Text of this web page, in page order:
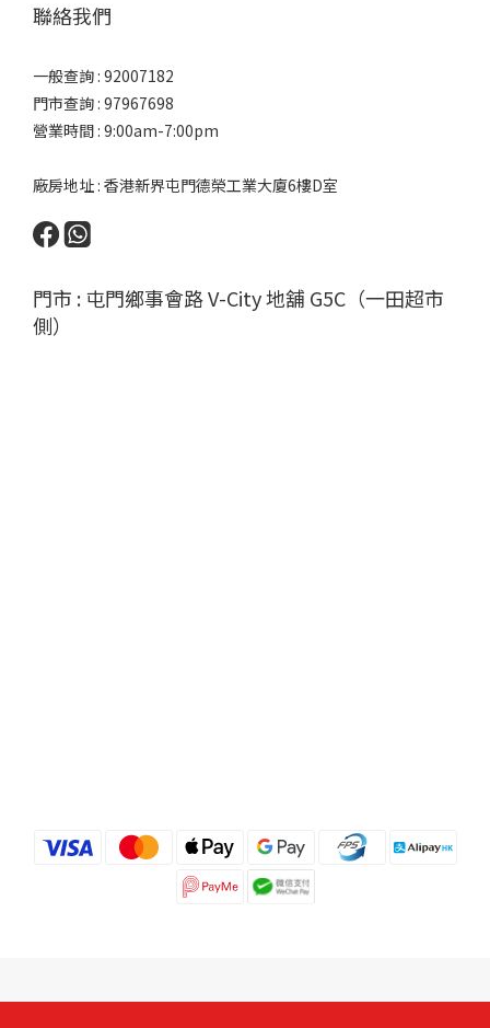
聯絡我們
一般查詢 : 92007182
門市查詢 : 97967698
營業時間 : 9:00am-7:00pm
廠房地址 : 香港新界屯門德榮工業大廈6樓D室
門市 : 屯門鄉事會路 V-City 地舖 G5C（一田超市
側）